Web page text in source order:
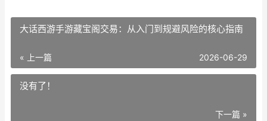
大话西游手游藏宝阁交易：从入门到规避风险的核心指南
« 上一篇 2026-06-29
没有了！
下一篇 »